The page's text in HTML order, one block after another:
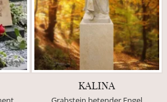
KALINA